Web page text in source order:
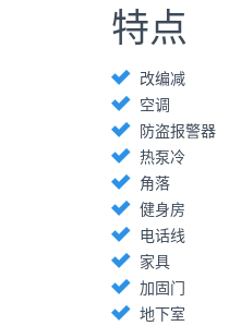
特点
改编减
空调
防盗报警器
热泵冷
角落
健身房
电话线
家具
加固门
地下室